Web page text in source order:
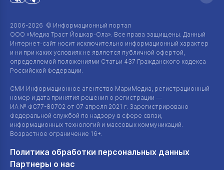
2006-2026 © Информационный портал
ООО «Медиа Траст Йошкар-Ола». Все права защищены. Данный
Интернет-сайт носит исключительно информационный характер
и ни при каких условиях не является публичной офертой,
определяемой положениями Статьи 437 Гражданского кодекса
Российской Федерации.
СМИ Информационное агентство МариМедиа, регистрационный
номер и дата принятия решения о регистрации —
ИА № ФС77-80702 от 07 апреля 2021 г. Зарегистрировано
Федеральной службой по надзору в сфере связи,
информационных технологий и массовых коммуникаций.
Возрастное ограничение 16+.
Политика обработки персональных данных
Партнеры о нас